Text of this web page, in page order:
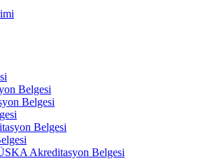
Belgesi
Belgesi
Belgesi
Akreditasyon Belgesi